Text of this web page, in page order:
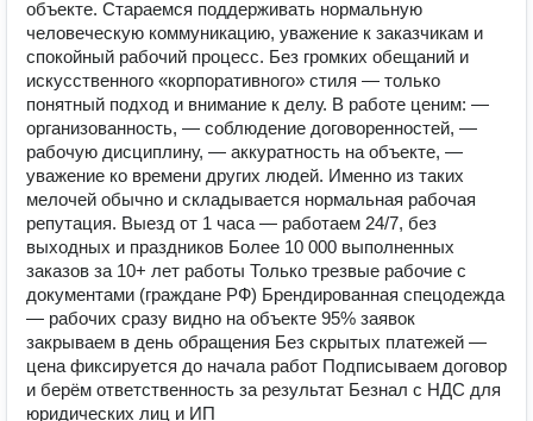
объекте. Стараемся поддерживать нормальную
человеческую коммуникацию, уважение к заказчикам и
спокойный рабочий процесс. Без громких обещаний и
искусственного «корпоративного» стиля — только
понятный подход и внимание к делу. В работе ценим: —
организованность, — соблюдение договоренностей, —
рабочую дисциплину, — аккуратность на объекте, —
уважение ко времени других людей. Именно из таких
мелочей обычно и складывается нормальная рабочая
репутация. Выезд от 1 часа — работаем 24/7, без
выходных и праздников Более 10 000 выполненных
заказов за 10+ лет работы Только трезвые рабочие с
документами (граждане РФ) Брендированная спецодежда
— рабочих сразу видно на объекте 95% заявок
закрываем в день обращения Без скрытых платежей —
цена фиксируется до начала работ Подписываем договор
и берём ответственность за результат Безнал с НДС для
юридических лиц и ИП